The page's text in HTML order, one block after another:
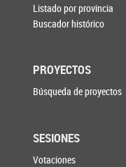
Listado por provincia
Buscador histórico
PROYECTOS
Búsqueda de proyectos
SESIONES
Votaciones